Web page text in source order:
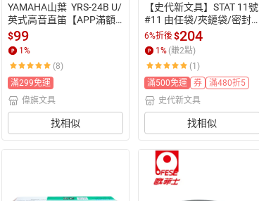
YAMAHA山葉  YRS-24B U/
英式高音直笛【APP滿額
下單10%點數(單一帳號最
高1500點)】8/31止
$99
1 %
(8)
滿299免運
偉旗文具
找相似
【史代新文具】STAT 11號
#11 由任袋/夾鏈袋/密封
袋 28×40cm (100入/包)
6%折後$204
1% (賺2點)
(1)
滿500免運
券
滿480折5
史代新文具
找相似